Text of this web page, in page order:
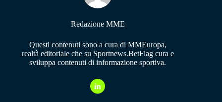
Redazione MME
Questi contenuti sono a cura di MMEuropa,
realtà editoriale che su Sportnews.BetFlag cura e
sviluppa contenuti di informazione sportiva.